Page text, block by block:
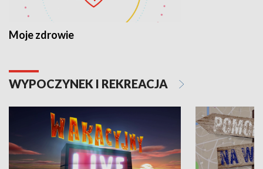
Moje zdrowie
WYPOCZYNEK I REKREACJA